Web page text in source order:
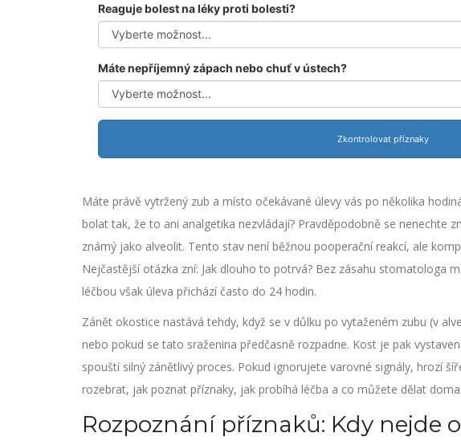
Reaguje bolest na léky proti bolesti?
Máte nepříjemný zápach nebo chuť v ústech?
Zkontrolovat příznaky
Máte právě vytržený zub a místo očekávané úlevy vás po několika
bolat tak, že to ani analgetika nezvládají? Pravděpodobně se nenechte
známý jako alveolit. Tento stav není běžnou pooperační reakcí, ale
Nejčastější otázka zní: Jak dlouho to potrvá? Bez zásahu stomatologa
léčbou však úleva přichází často do 24 hodin.
Zánět okostice nastává tehdy, když se v důlku po vytaženém zubu (v
nebo pokud se tato sraženina předčasně rozpadne. Kost je pak
spouští silný zánětlivý proces. Pokud ignorujete varovné signály, hrozí
rozebrat, jak poznat příznaky, jak probíhá léčba a co můžete dělat
Rozpoznání příznaků: Kdy nejde